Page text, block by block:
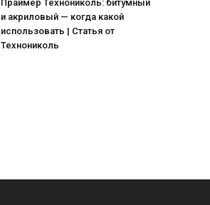
Праймер Технониколь: битумный
и акриловый — когда какой
использовать | Статья от
Технониколь